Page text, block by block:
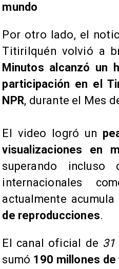
mundo
Por otro lado, el
Titirilquén volvió a
Minutos alcanzó un
participación en el
NPR, durante el Mes
El video logró un
visualizaciones en
superando incluso
internacionales
actualmente acumula
de reproducciones.
El canal oficial de 31
sumó 190 millones de